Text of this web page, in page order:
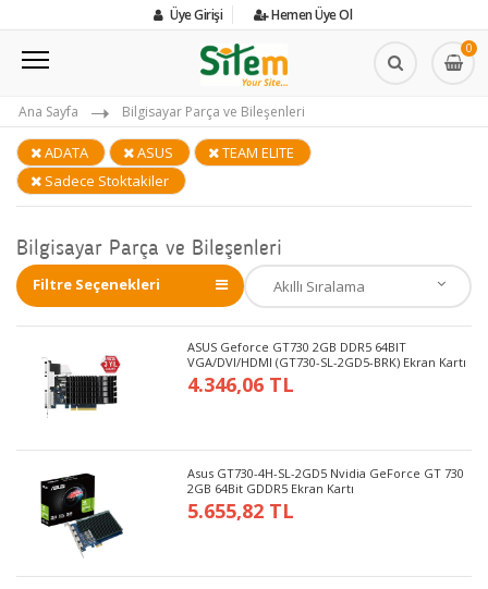
Üye Girişi Hemen Üye Ol
0
Ana Sayfa Bilgisayar Parça ve Bileşenleri
ADATA ASUS
TEAM ELITE
Sadece Stoktakiler
Bilgisayar Parça ve Bileşenleri
Filtre Seçenekleri
ASUS Geforce GT730 2GB DDR5 64BIT
VGA/DVI/HDMI (GT730-SL-2GD5-BRK) Ekran Kartı
4.346,06 TL
Asus GT730-4H-SL-2GD5 Nvidia GeForce GT 730
2GB 64Bit GDDR5 Ekran Kartı
5.655,82 TL